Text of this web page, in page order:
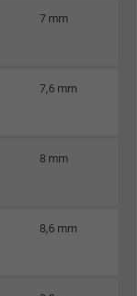
7 mm
7,6 mm
8 mm
8,6 mm